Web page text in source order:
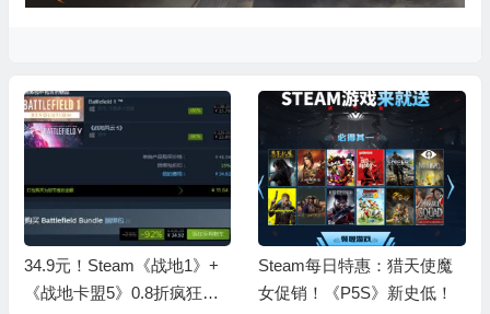
34.9元！Steam《战地1》+
《战地卡盟5》0.8折疯狂大
Steam每日特惠：猎天使魔
女促销！《P5S》新史低！